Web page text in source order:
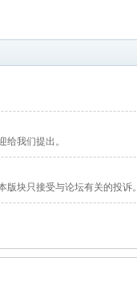
给我们提出。
块只接受与论坛有关的投诉。